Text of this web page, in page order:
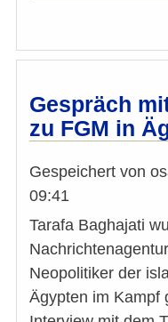
Gespräch
zu FGM in
Gespeichert von
09:41
Tarafa Baghajati
Nachrichtenagentur أ . ش . أ über die Rolle der
Neopolitiker der
Ägypten im Kampf